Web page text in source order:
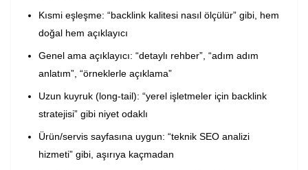
Kısmi eşleşme: “backlink kalitesi nasıl ölçülür” gibi, hem
doğal hem açıklayıcı
Genel ama açıklayıcı: “detaylı rehber”, “adım adım
anlatım”, “örneklerle açıklama”
Uzun kuyruk (long-tail): “yerel işletmeler için backlink
stratejisi” gibi niyet odaklı
Ürün/servis sayfasına uygun: “teknik SEO analizi
hizmeti” gibi, aşırıya kaçmadan